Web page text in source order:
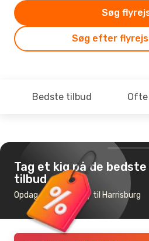
Søg efter
Søg
Bedste tilbud Ofte
Tag et kig på de bedste
tilbud
Opdag de billigste fly til Harrisburg